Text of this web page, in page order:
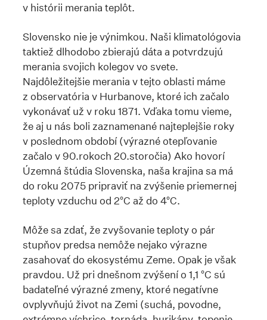
v histórii merania teplôt.
Slovensko nie je výnimkou. Naši klimatológovia
taktiež dlhodobo zbierajú dáta a potvrdzujú
merania svojich kolegov vo svete.
Najdôležitejšie merania v tejto oblasti máme
z observatória v Hurbanove, ktoré ich začalo
vykonávať už v roku 1871. Vďaka tomu vieme,
že aj u nás boli zaznamenané najteplejšie roky
v poslednom období (výrazné otepľovanie
začalo v 90.rokoch 20.storočia) Ako hovorí
Územná štúdia Slovenska, naša krajina sa má
do roku 2075 pripraviť na zvýšenie priemernej
teploty vzduchu od 2°C až do 4°C.
Môže sa zdať, že zvyšovanie teploty o pár
stupňov predsa nemôže nejako výrazne
zasahovať do ekosystému Zeme. Opak je však
pravdou. Už pri dnešnom zvýšení o 1,1 °C sú
badateľné výrazné zmeny, ktoré negatívne
ovplyvňujú život na Zemi (suchá, povodne,